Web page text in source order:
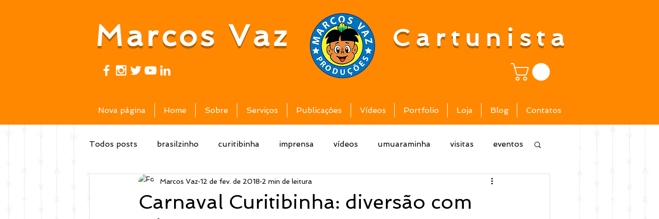
Marcos Vaz Cartunista
Nova página Home Sobre Serviços Publicações Vídeos Portfolio Loja Blog Contatos
Todos posts brasilzinho curitibinha imprensa vídeos umuaraminha visitas eventos
Carnaval Curitibinha: diversão com
Marcos Vaz 12 de fev. de 2018 2 min de leitura